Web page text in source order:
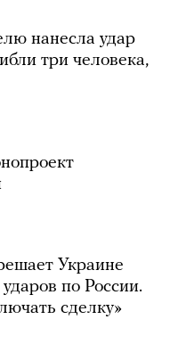
нанесла удар
три человека,
Украине
по России.
сделку»